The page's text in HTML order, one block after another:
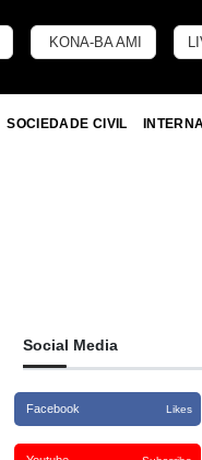
KONA-BA AMI
SOCIEDADE CIVIL
Social Media
Facebook Likes